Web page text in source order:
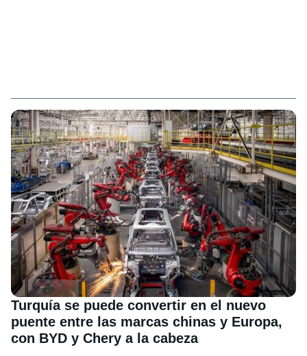
Turquía se puede convertir en el nuevo
puente entre las marcas chinas y Europa,
con BYD y Chery a la cabeza